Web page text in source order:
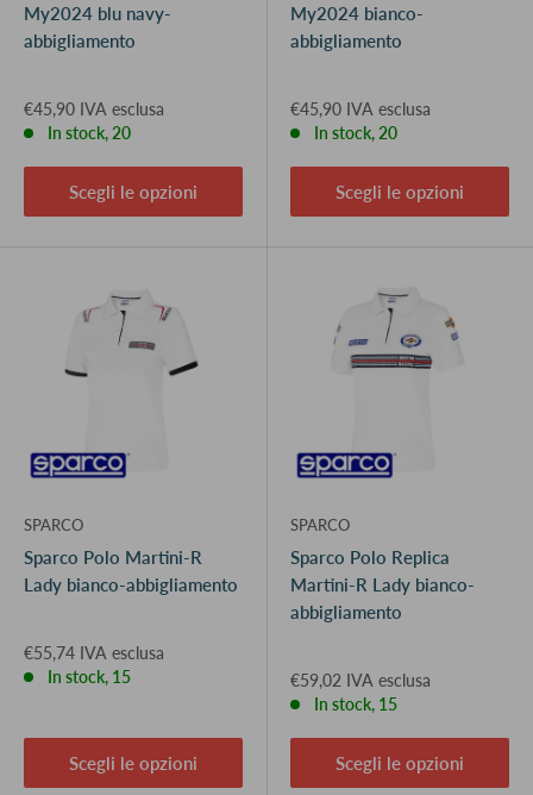
My2024 blu navy-
abbigliamento
€45,90 IVA esclusa
In stock, 20
Scegli le opzioni
My2024 bianco-
abbigliamento
€45,90 IVA esclusa
In stock, 20
Scegli le opzioni
SPARCO
Sparco Polo Martini-R
Lady bianco-abbigliamento
€55,74 IVA esclusa
In stock, 15
Scegli le opzioni
SPARCO
Sparco Polo Replica
Martini-R Lady bianco-
abbigliamento
€59,02 IVA esclusa
In stock, 15
Scegli le opzioni